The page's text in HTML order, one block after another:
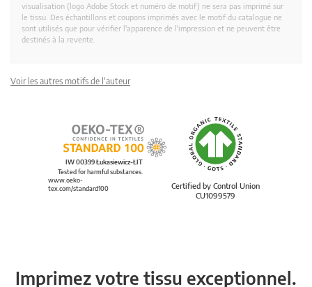
visualisation (logo Adobe Stock et numéro de motif) ne sera pas imprimé sur
le tissu. Des échantillons et coupons imprimés avec le motif du catalogue ne
sont utilisés que pour vérifier l'apparence de l'impression et ne peuvent être
destinés à la revente.
Voir les autres motifs de l'auteur
Certified by Control Union
CU1099579
IW 00399 Łukasiewicz-ŁIT
Tested for harmful substances.
www.oeko-
tex.com/standard100
Imprimez votre tissu exceptionnel.